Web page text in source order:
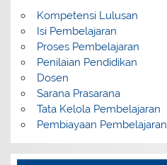
Kompetensi Lulusan
Isi Pembelajaran
Proses Pembelajaran
Penilaian Pendidikan
Dosen
Sarana Prasarana
Tata Kelola Pembelajaran
Pembiayaan Pembelajaran